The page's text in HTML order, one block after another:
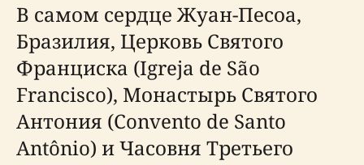
В самом сердце Жуан-Песоа,
Бразилия, Церковь Святого
Франциска (Igreja de São
Francisco), Монастырь Святого
Антония (Convento de Santo
Antônio) и Часовня Третьего